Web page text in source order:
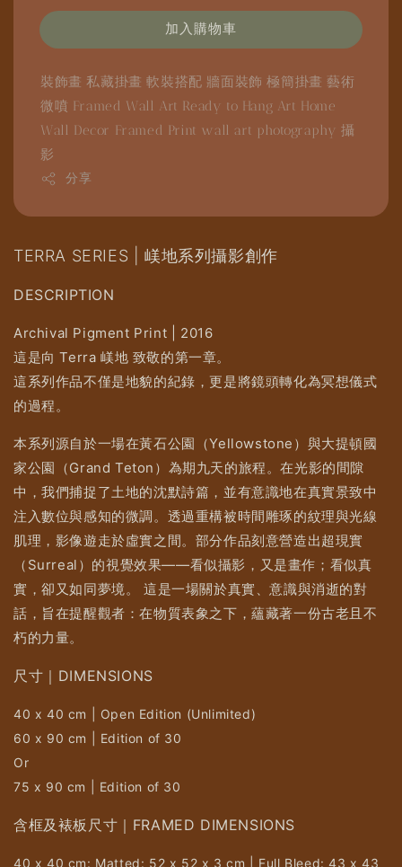
加入購物車
裝飾畫 私藏掛畫軟裝搭配 牆面裝飾極簡掛畫藝術
微噴 Framed Wall Art Ready to Hang Art Home
Wall Decor Framed Print wall art photography攝
影
分享
TERRA SERIES | 嵄地系列攝影創作
DESCRIPTION
Archival Pigment Print | 2016
這是向 Terra 嵄地 致敬的第一章。
這系列作品不僅是地貌的紀錄，更是將鏡頭轉化為冥想儀式
的過程。
本系列源自於一場在黃石公園（Yellowstone）與大提頓國
家公園（Grand Teton）為期九天的旅程。在光影的間隙
中，我們捕捉了土地的沈默詩篇，並有意識地在真實景致中
注入數位與感知的微調。透過重構被時間雕琢的紋理與光線
肌理，影像遊走於虛實之間。部分作品刻意營造出超現實
（Surreal）的視覺效果——看似攝影，又是畫作；看似真
實，卻又如同夢境。 這是一場關於真實、意識與消逝的對
話，旨在提醒觀者：在物質表象之下，蘊藏著一份古老且不
朽的力量。
尺寸｜DIMENSIONS
40 x 40 cm | Open Edition (Unlimited)
60 x 90 cm | Edition of 30
Or
75 x 90 cm | Edition of 30
含框及裱板尺寸｜FRAMED DIMENSIONS
40 x 40 cm: Matted: 52 x 52 x 3 cm | Full Bleed: 43 x 43